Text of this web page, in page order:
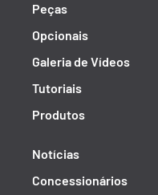
Peças
Opcionais
Galeria de Vídeos
Tutoriais
Produtos
Notícias
Concessionários